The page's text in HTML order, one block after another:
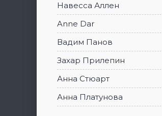
Навесса Аллен
Anne Dar
Вадим Панов
Захар Прилепин
Анна Стюарт
Анна Платунова